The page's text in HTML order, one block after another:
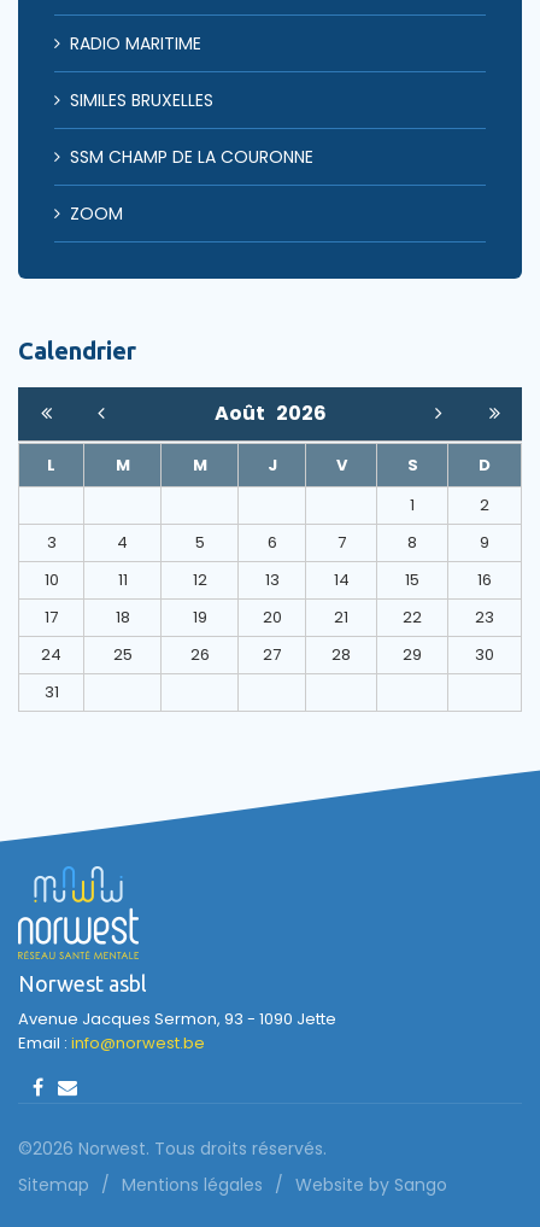
RADIO MARITIME
SIMILES BRUXELLES
SSM CHAMP DE LA COURONNE
ZOOM
Calendrier
Août 2026
L M M J V S
D
1
2
3
4 5 6 7 8
9
10
11 12 13 14 15
16
17
18 19 20 21 22
23
24
25 26 27 28 29
30
31
Norwest asbl
Avenue Jacques Sermon, 93 - 1090 Jette
Email : info@norwest.be
©2026 Norwest. Tous droits réservés.
Sitemap
Mentions légales Website by Sango